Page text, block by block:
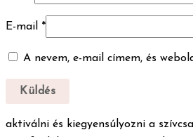
E-mail *
A nevem, e-mail címem, és
aktiválni és kiegyensúlyozni a